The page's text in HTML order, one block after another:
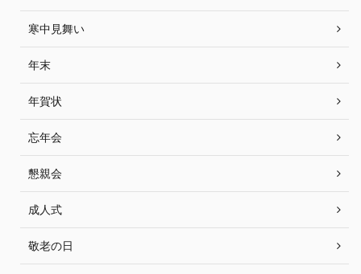
寒中見舞い
年末
年賀状
忘年会
懇親会
成人式
敬老の日